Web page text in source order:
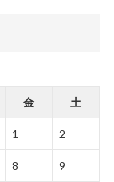
金 土
1 2
8 9